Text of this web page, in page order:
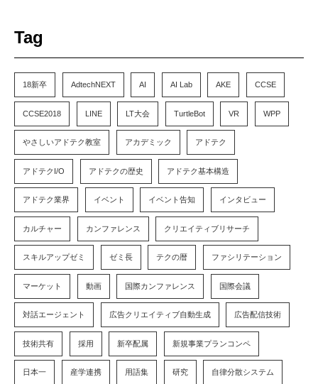
Tag
18新卒 AdtechNEXT AI AI Lab AKE CCSE
CCSE2018 LINE LT大会 TurtleBot VR WPP
やさしいアドテク教室 アカデミック アドテク
アドテクI/O アドテクの歴史 アドテク基本構造
アドテク業界 イベント イベント告知 インタビュー
カルチャー カンファレンス クリエイティブリサーチ
スキルアップゼミ ゼミ長 テクの暦 ファシリテーション
マーケット 動画 国際カンファレンス 国際会議
対話エージェント 広告クリエイティブ自動生成 広告配信技術
技術共有 採用 新卒配属 新規事業プランコンペ
日本一 産学連携 用語集 研究 自律分散システム